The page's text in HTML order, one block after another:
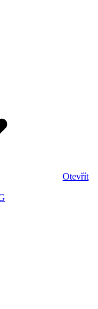
Otevřít